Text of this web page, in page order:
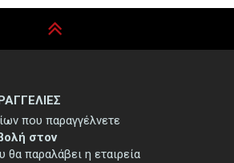
που παραγγέλνετε
στον
θα παραλάβει η εταιρεία